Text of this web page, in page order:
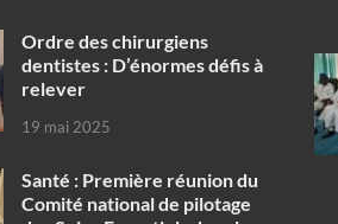
Ordre des chirurgiens
dentistes : D’énormes défis à
relever
19 mai 2025
Santé : Première réunion du
Comité national de pilotage